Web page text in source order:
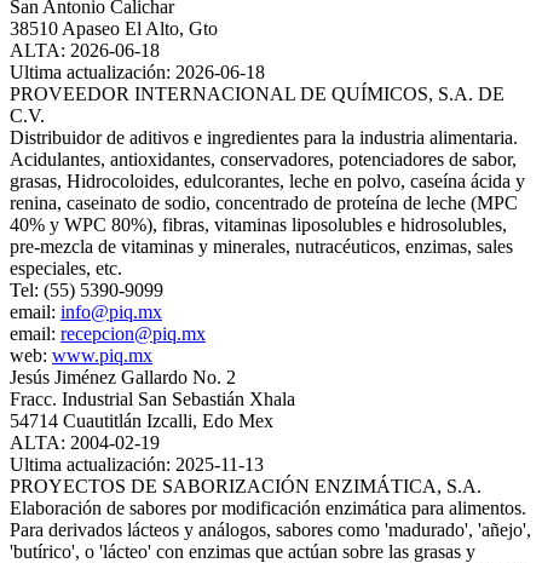
San Antonio Calichar
38510 Apaseo El Alto, Gto
ALTA: 2026-06-18
Ultima actualización: 2026-06-18
PROVEEDOR INTERNACIONAL DE QUÍMICOS, S.A. DE
C.V.
Distribuidor de aditivos e ingredientes para la industria alimentaria.
Acidulantes, antioxidantes, conservadores, potenciadores de sabor,
grasas, Hidrocoloides, edulcorantes, leche en polvo, caseína ácida y
renina, caseinato de sodio, concentrado de proteína de leche (MPC
40% y WPC 80%), fibras, vitaminas liposolubles e hidrosolubles,
pre-mezcla de vitaminas y minerales, nutracéuticos, enzimas, sales
especiales, etc.
Tel: (55) 5390-9099
email: info@piq.mx
email: recepcion@piq.mx
web: www.piq.mx
Jesús Jiménez Gallardo No. 2
Fracc. Industrial San Sebastián Xhala
54714 Cuautitlán Izcalli, Edo Mex
ALTA: 2004-02-19
Ultima actualización: 2025-11-13
PROYECTOS DE SABORIZACIÓN ENZIMÁTICA, S.A.
Elaboración de sabores por modificación enzimática para alimentos.
Para derivados lácteos y análogos, sabores como 'madurado', 'añejo',
'butírico', o 'lácteo' con enzimas que actúan sobre las grasas y